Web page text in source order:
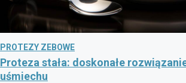
PROTEZY ZEBOWE
Proteza stała: doskonałe
uśmiechu